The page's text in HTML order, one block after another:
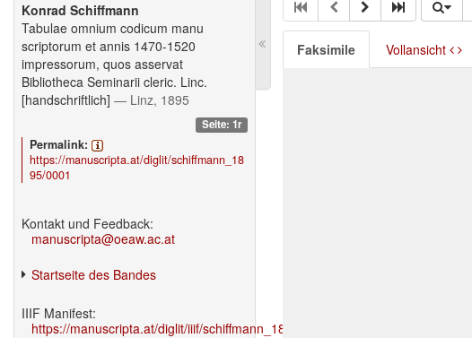
Konrad Schiffmann
Tabulae omnium codicum manu
scriptorum et annis 1470-1520
impressorum, quos asservat
Bibliotheca Seminarii cleric. Linc.
[handschriftlich] — Linz, 1895
Seite: 1r
Permalink:
https://manuscripta.at/diglit/schiffmann_18
95/0001
Kontakt und Feedback:
manuscripta@oeaw.ac.at
Startseite des Bandes
IIIF Manifest:
https://manuscripta.at/diglit/iiif/schiffmann_1895/manifest.json
Faksimile Vollansicht